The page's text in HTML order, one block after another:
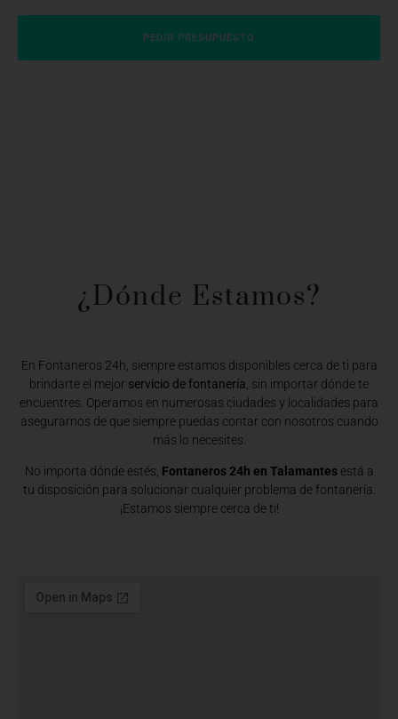
PEDIR PRESUPUESTO
¿Dónde Estamos?​
En Fontaneros 24h, siempre estamos disponibles cerca de ti para
brindarte el mejor servicio de fontanería , sin importar dónde te
encuentres. Operamos en numerosas ciudades y localidades para
asegurarnos de que siempre puedas contar con nosotros cuando
más lo necesites.
No importa dónde estés, Fontaneros 24h en Talamantesestá a
tu disposición para solucionar cualquier problema de fontanería.
¡Estamos siempre cerca de ti!